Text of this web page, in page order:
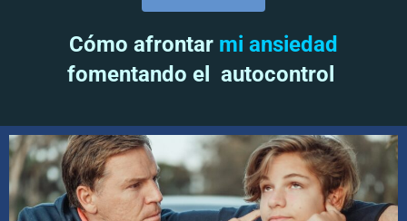
Cómo afrontar mi ansiedad
fomentando el autocontrol